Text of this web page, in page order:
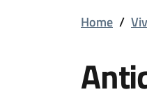
Home /